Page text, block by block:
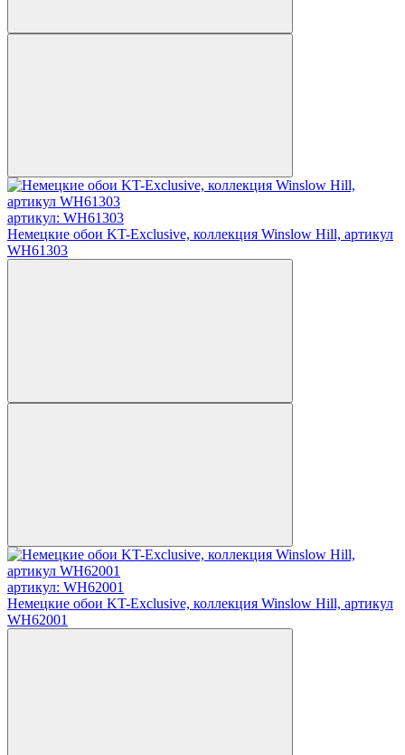
артикул: WH61303
Немецкие обои KT-Exclusive, коллекция Winslow Hill, артикул
WH61303
артикул: WH62001
Немецкие обои KT-Exclusive, коллекция Winslow Hill, артикул
WH62001